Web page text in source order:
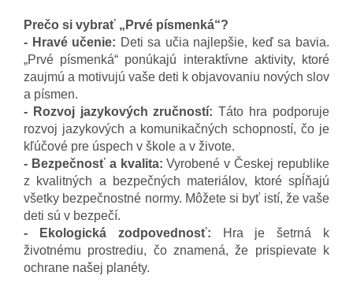
Prečo si vybrať „Prvé písmenká“?
- Hravé učenie: Deti sa učia najlepšie, keď sa bavia.
„Prvé písmenká“ ponúkajú interaktívne aktivity, ktoré
zaujmú a motivujú vaše deti k objavovaniu nových slov
a písmen.
- Rozvoj jazykových zručností: Táto hra podporuje
rozvoj jazykových a komunikačných schopností, čo je
kľúčové pre úspech v škole a v živote.
- Bezpečnosť a kvalita: Vyrobené v Českej republike
z kvalitných a bezpečných materiálov, ktoré spĺňajú
všetky bezpečnostné normy. Môžete si byť istí, že vaše
deti sú v bezpečí.
- Ekologická zodpovednosť: Hra je šetrná k
životnému prostrediu, čo znamená, že prispievate k
ochrane našej planéty.